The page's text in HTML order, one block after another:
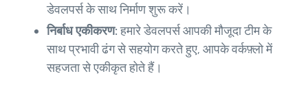
डेवलपर्स के साथ निर्माण शुरू करें।
निर्बाध एकीकरण:हमारे डेवलपर्स आपकी मौजूदा टीम के
साथ प्रभावी ढंग से सहयोग करते हुए, आपके वर्कफ़्लो में
सहजता से एकीकृत होते हैं।